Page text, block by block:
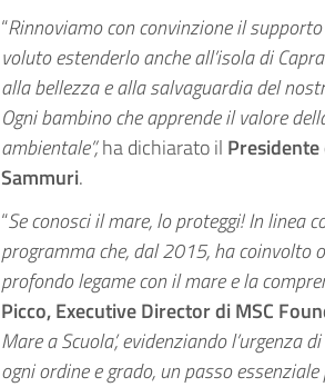
“Rinnoviamo con convinzione il supporto
voluto estenderlo anche all’isola di
alla bellezza e alla salvaguardia del
Ogni bambino che apprende il valore
ambientale”,ha dichiarato il Presidente
Sammuri.
“Se conosci il mare, lo proteggi! In linea
programma che, dal 2015, ha
profondo legame con il mare e la
Picco, Executive Director di MSC
Mare a Scuola’, evidenziando l’urgenza
ogni ordine e grado, un passo